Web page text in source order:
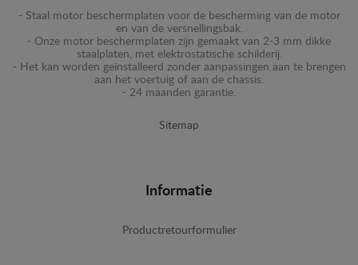
- Staal motor beschermplaten voor de bescherming van de motor
en van de versnellingsbak.
- Onze motor beschermplaten zijn gemaakt van 2-3 mm dikke
staalplaten, met elektrostatische schilderij.
- Het kan worden geïnstalleerd zonder aanpassingen aan te brengen
aan het voertuig of aan de chassis.
- 24 maanden garantie.
Sitemap
Informatie
Productretourformulier